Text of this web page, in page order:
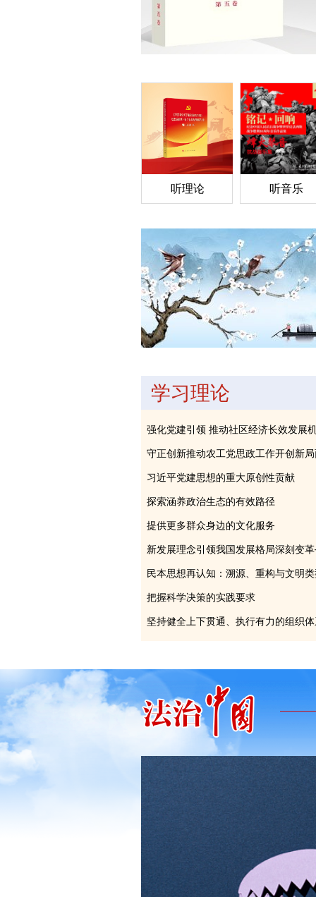
听理论 听音乐
学习理论
强化党建引领 推动社区经济长效发展
守正创新推动农工党思政工作开创新
习近平党建思想的重大原创性贡献
探索涵养政治生态的有效路径
提供更多群众身边的文化服务
民本思想再认知：溯源、重构与文明
把握科学决策的实践要求
坚持健全上下贯通、执行有力的组织